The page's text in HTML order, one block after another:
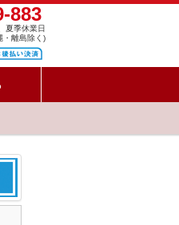
883
夏季休業日
・離島除く)